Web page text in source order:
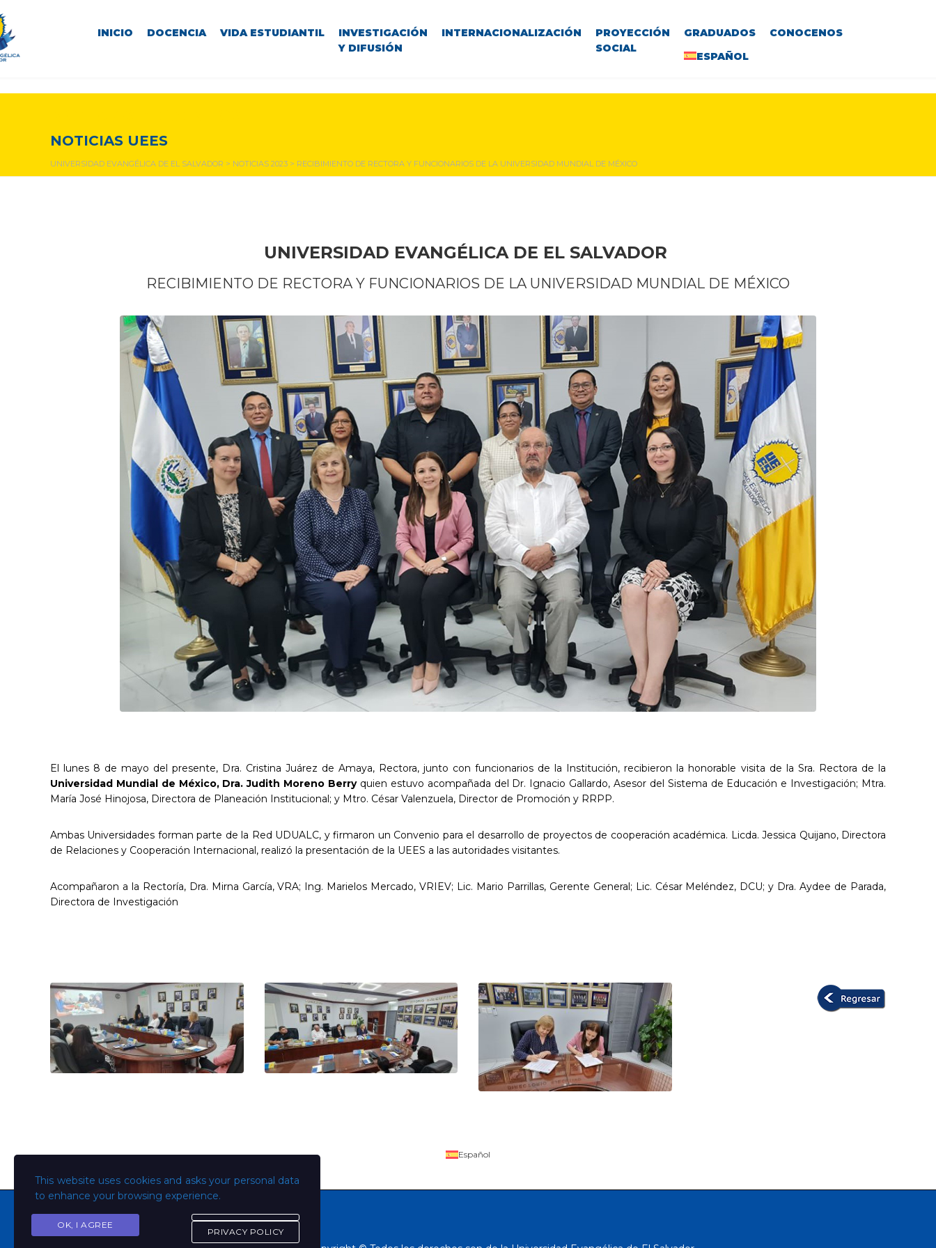
INICIO DOCENCIA VIDA ESTUDIANTIL
INVESTIGACIÓN
Y DIFUSIÓN
INTERNACIONALIZACIÓN
PROYECCIÓN
SOCIAL
GRADUADOS
CONOCENOS
ESPAÑOL
NOTICIAS UEES
UNIVERSIDAD EVANGÉLICA DE EL SALVADOR > NOTICIAS 2023 > RECIBIMIENTO DE RECTORA Y FUNCIONARIOS DE LA UNIVERSIDAD MUNDIAL DE MÉXICO
UNIVERSIDAD EVANGÉLICA DE EL SALVADOR
RECIBIMIENTO DE RECTORA Y FUNCIONARIOS DE LA UNIVERSIDAD MUNDIAL DE MÉXICO
El lunes 8 de mayo del presente, Dra. Cristina Juárez de Amaya, Rectora, junto con funcionarios de la Institución, recibieron la honorable visita de la Sra. Rectora de la
Universidad Mundial de México, Dra. Judith Moreno Berryquien estuvo acompañada del Dr. Ignacio Gallardo, Asesor del Sistema de Educación e Investigación; Mtra.
María José Hinojosa, Directora de Planeación Institucional; y Mtro. César Valenzuela, Director de Promoción y RRPP.
Ambas Universidades forman parte de la Red UDUALC, y firmaron un Convenio para el desarrollo de proyectos de cooperación académica. Licda. Jessica Quijano, Directora
de Relaciones y Cooperación Internacional, realizó la presentación de la UEES a las autoridades visitantes.
Acompañaron a la Rectoría, Dra. Mirna García, VRA; Ing. Marielos Mercado, VRIEV; Lic. Mario Parrillas, Gerente General; Lic. César Meléndez, DCU; y Dra. Aydee de Parada,
Directora de Investigación
This website uses cookies and asks your personal data
to enhance your browsing experience.
OK, I AGREE
PRIVACY POLICY
Español